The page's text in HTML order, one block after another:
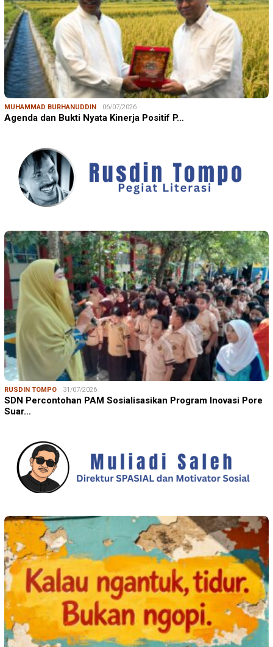
MUHAMMAD BURHANUDDIN 06/07/2026
Agenda dan Bukti Nyata Kinerja Positif P…
RUSDIN TOMPO 31/07/2026
SDN Percontohan PAM Sosialisasikan Program Inovasi Pore
Suar…